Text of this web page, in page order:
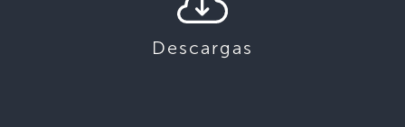
Descargas